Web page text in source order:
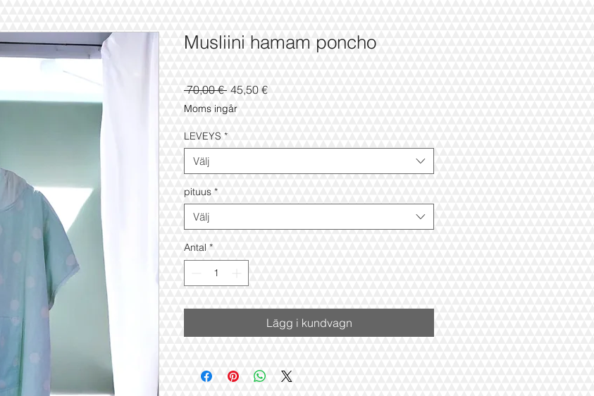
Musliini hamam poncho
70,00 € Ordinarie
pris
45,50 €Reapris
Moms ingår
LEVEYS *
Välj
pituus *
Välj
Antal *
Lägg i kundvagn